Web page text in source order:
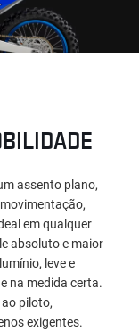
assento plano,
em qualquer
absoluto e maior
leve e
na medida certa.
piloto,
exigentes.